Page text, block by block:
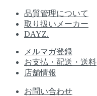
品質管理について
取り扱いメーカー
DAYZ.
メルマガ登録
お支払・配送・送料
店舗情報
お問い合わせ